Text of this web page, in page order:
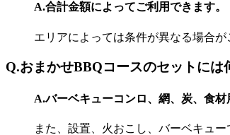
A.合計金額によってご利用できます。
エリアによっては条件が異なる場合
Q.おまかせBBQコースのセットには
A.バーベキューコンロ、網、炭、食
また、設置、火おこし、バーベキュ